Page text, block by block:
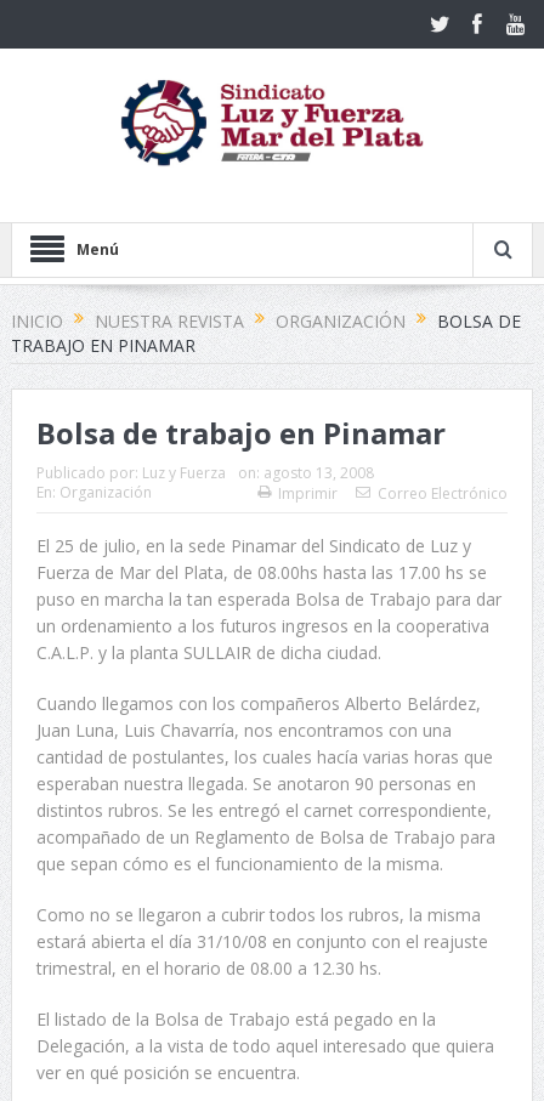
Menú
INICIO NUESTRA REVISTA ORGANIZACIÓN
BOLSA DE
TRABAJO EN PINAMAR
Bolsa de trabajo en Pinamar
Publicado por: Luz y Fuerza on: agosto 13, 2008
En: Organización Imprimir Correo Electrónico
El 25 de julio, en la sede Pinamar del Sindicato de Luz y
Fuerza de Mar del Plata, de 08.00hs hasta las 17.00 hs se
puso en marcha la tan esperada Bolsa de Trabajo para dar
un ordenamiento a los futuros ingresos en la cooperativa
C.A.L.P. y la planta SULLAIR de dicha ciudad.
Cuando llegamos con los compañeros Alberto Belárdez,
Juan Luna, Luis Chavarría, nos encontramos con una
cantidad de postulantes, los cuales hacía varias horas que
esperaban nuestra llegada. Se anotaron 90 personas en
distintos rubros. Se les entregó el carnet correspondiente,
acompañado de un Reglamento de Bolsa de Trabajo para
que sepan cómo es el funcionamiento de la misma.
Como no se llegaron a cubrir todos los rubros, la misma
estará abierta el día 31/10/08 en conjunto con el reajuste
trimestral, en el horario de 08.00 a 12.30 hs.
El listado de la Bolsa de Trabajo está pegado en la
Delegación, a la vista de todo aquel interesado que quiera
ver en qué posición se encuentra.